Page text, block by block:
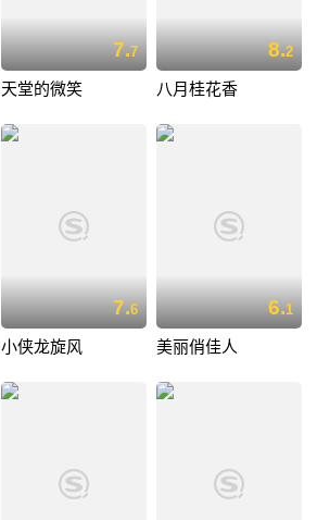
7.7
天堂的微笑
8.2
八月桂花香
7.6
小侠龙旋风
6.1
美丽俏佳人